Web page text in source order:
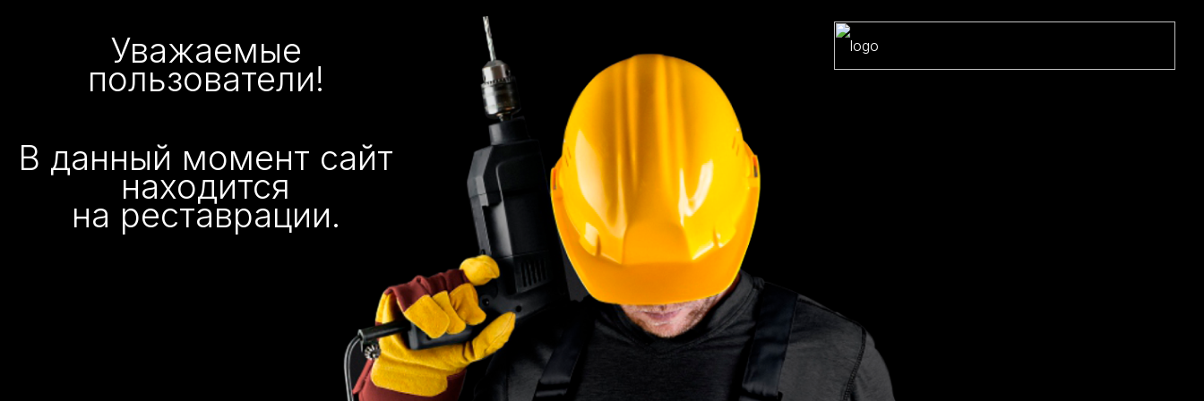
Уважаемые
пользователи!
В данный момент сайт
находится
на реставрации.